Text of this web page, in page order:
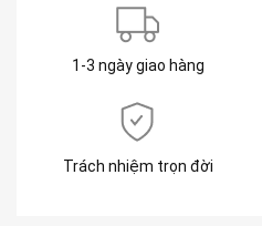
1-3 ngày giao hàng
Trách nhiệm trọn đời